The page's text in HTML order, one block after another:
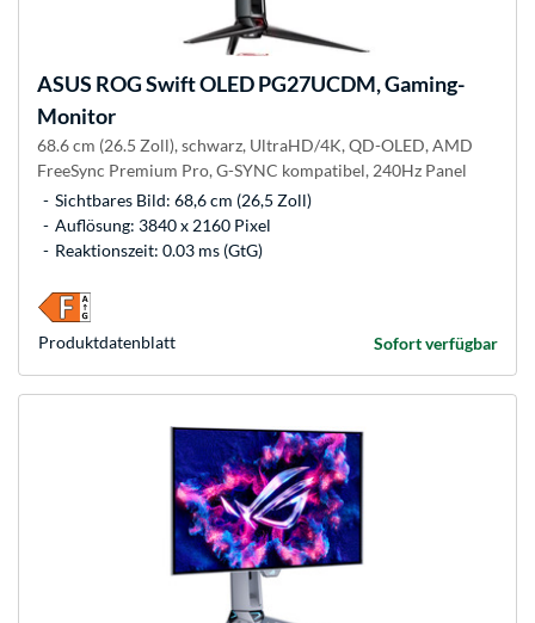
ASUS ROG Swift OLED PG27UCDM, Gaming-
Monitor
68.6 cm (26.5 Zoll), schwarz, UltraHD/4K, QD-OLED, AMD
FreeSync Premium Pro, G-SYNC kompatibel, 240Hz Panel
Sichtbares Bild: 68,6 cm (26,5 Zoll)
Auflösung: 3840 x 2160 Pixel
Reaktionszeit: 0.03 ms (GtG)
Sofort verfügbar
Produkt­datenblatt